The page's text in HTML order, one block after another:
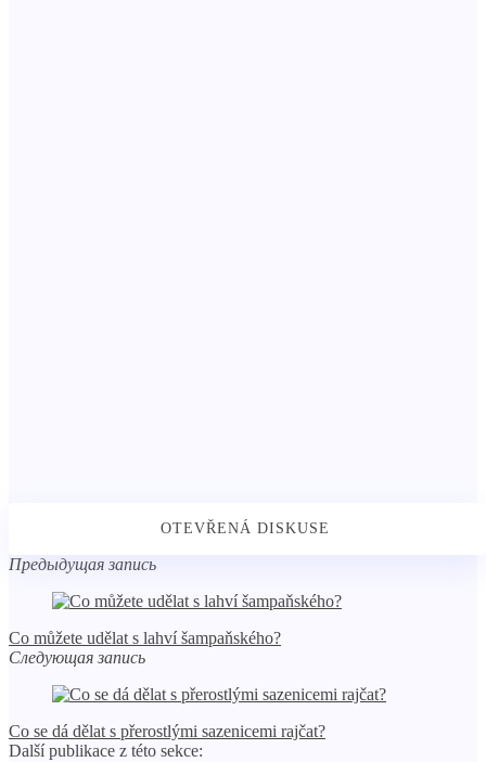
Предыдущая запись
Co můžete udělat s lahví šampaňského?
Следующая запись
Co se dá dělat s přerostlými sazenicemi rajčat?
Další publikace z této sekce: